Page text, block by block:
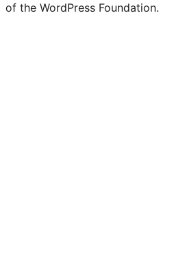
of the WordPress Foundation.